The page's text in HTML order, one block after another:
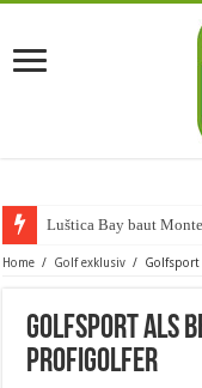
Luštica Bay baut
Home / Golf exklusiv / Golfsport
Golfsport als
Profigolfer